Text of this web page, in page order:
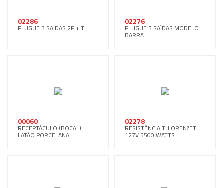
02286
PLUGUE 3 SAIDAS 2P + T
02276
PLUGUE 3 SAÍDAS MODELO
BARRA
00060
RECEPTÁCULO (BOCAL)
LATÃO PORCELANA
02278
RESISTÊNCIA T. LORENZET.
127V 5500 WATTS